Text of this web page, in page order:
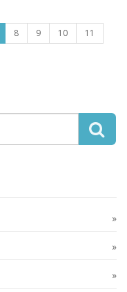
8 9 10
11
»
»
»